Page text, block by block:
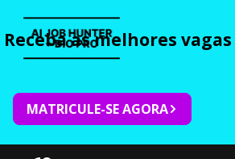
Receba as melhores
MATRICULE-SE AGORA